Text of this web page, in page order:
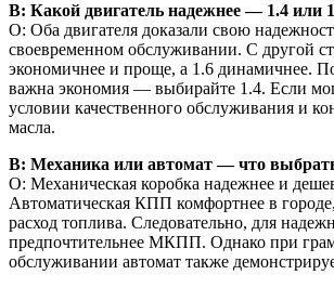
В: Какой двигатель надежнее — 1.4 или
О: Оба двигателя доказали свою
своевременном обслуживании. С другой
экономичнее и проще, а 1.6 динамичнее.
важна экономия — выбирайте 1.4. Если
условии качественного обслуживания и
масла.
В: Механика или автомат — что
О: Механическая коробка надежнее и
Автоматическая КПП комфортнее в
расход топлива. Следовательно, для
предпочтительнее МКПП. Однако при
обслуживании автомат также